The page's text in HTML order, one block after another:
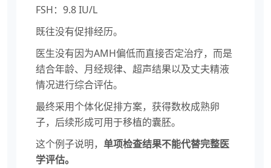
FSH：9.8 IU/L
既往没有促排经历。
医生没有因为AMH偏低而直接否定治疗，而是
结合年龄、月经规律、超声结果以及丈夫精液
情况进行综合评估。
最终采用个体化促排方案，获得数枚成熟卵
子，后续形成可用于移植的囊胚。
这个例子说明， 单项检查结果不能代替完整医
学评估。